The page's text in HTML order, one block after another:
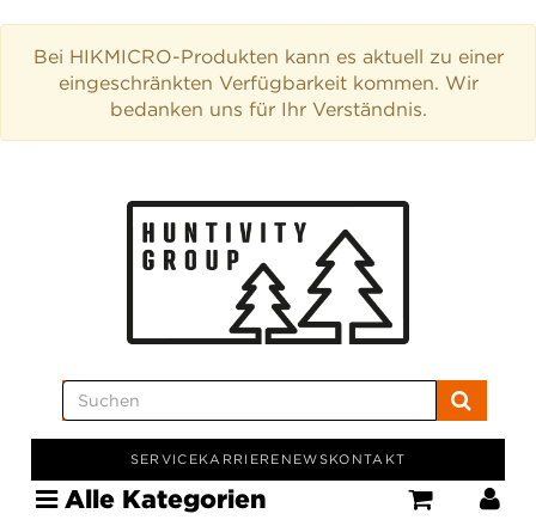
Bei HIKMICRO-Produkten kann es aktuell zu einer
eingeschränkten Verfügbarkeit kommen. Wir
bedanken uns für Ihr Verständnis.
SERVICEKARRIERE NEWSKONTAKT
Alle Kategorien